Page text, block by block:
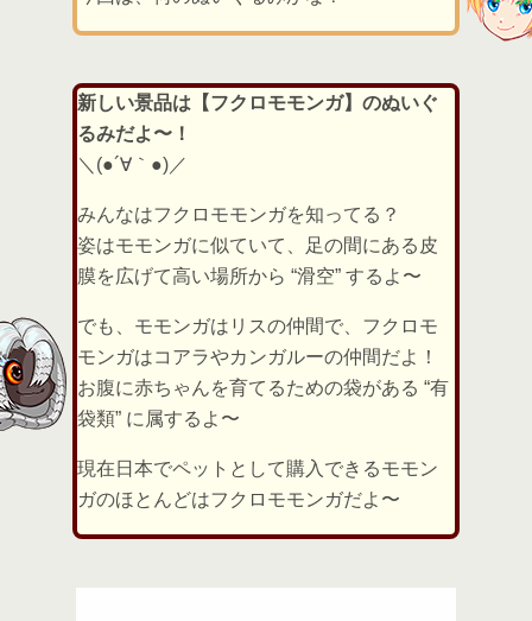
新しい景品は【フクロモモンガ】のぬいぐ
るみだよ〜！
＼(●´∀｀●)／
みんなはフクロモモンガを知ってる？
姿はモモンガに似ていて、足の間にある皮
膜を広げて高い場所から “滑空” するよ〜
でも、モモンガはリスの仲間で、フクロモ
モンガはコアラやカンガルーの仲間だよ！
お腹に赤ちゃんを育てるための袋がある “有
袋類” に属するよ〜
現在日本でペットとして購入できるモモン
ガのほとんどはフクロモモンガだよ〜